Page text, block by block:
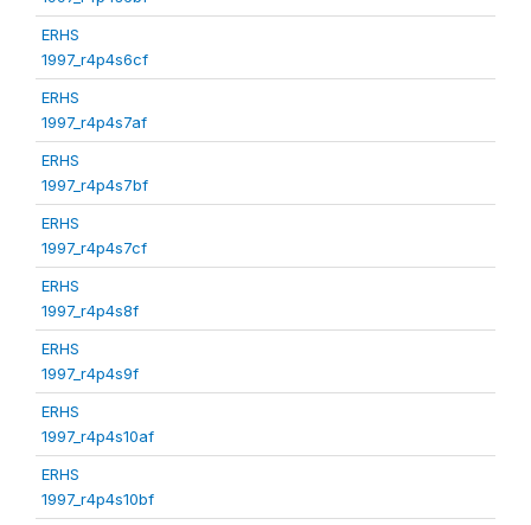
ERHS
1997_r4p4s6cf
ERHS
1997_r4p4s7af
ERHS
1997_r4p4s7bf
ERHS
1997_r4p4s7cf
ERHS
1997_r4p4s8f
ERHS
1997_r4p4s9f
ERHS
1997_r4p4s10af
ERHS
1997_r4p4s10bf